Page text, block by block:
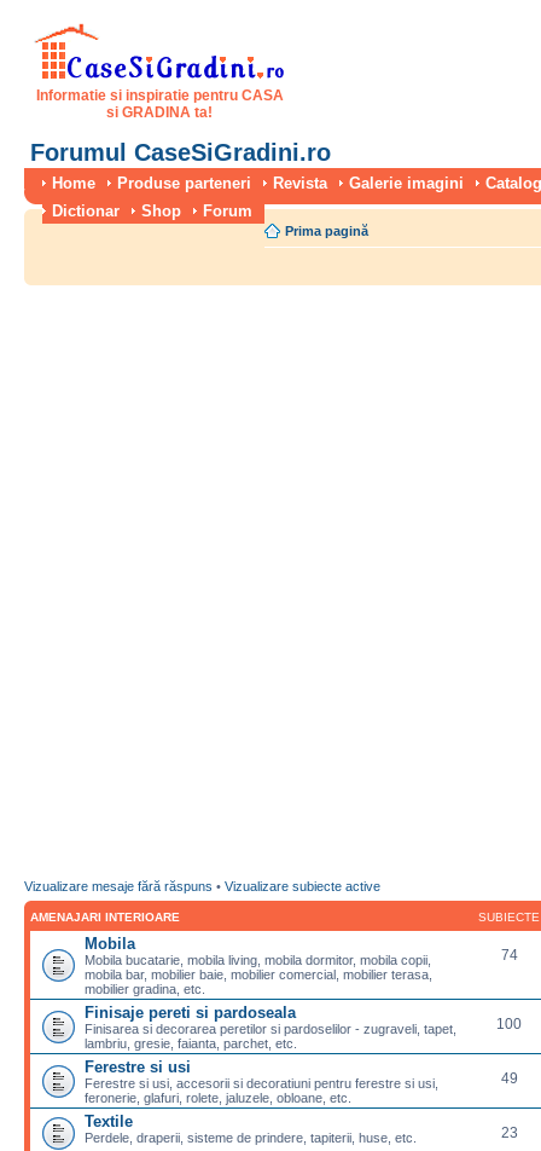
Informatie si inspiratie pentru CASA
si GRADINA ta!
Forumul CaseSiGradini.ro
Home Produse parteneri Revista Galerie imagini
Dictionar
Shop Forum
Prima pagină
Vizualizare mesaje fără răspuns • Vizualizare subiecte active
AMENAJARI INTERIOARE SUBIECTE
Mobila
Mobila bucatarie, mobila living, mobila dormitor, mobila copii,
mobila bar, mobilier baie, mobilier comercial, mobilier terasa,
mobilier gradina, etc.
74
Finisaje pereti si pardoseala
Finisarea si decorarea peretilor si pardoselilor - zugraveli, tapet,
lambriu, gresie, faianta, parchet, etc.
100
Ferestre si usi
Ferestre si usi, accesorii si decoratiuni pentru ferestre si usi,
feronerie, glafuri, rolete, jaluzele, obloane, etc.
49
Textile
Perdele, draperii, sisteme de prindere, tapiterii, huse, etc. 23